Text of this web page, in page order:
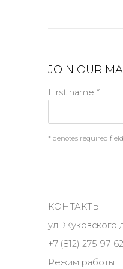
JOIN OUR
First name *
* denotes required
КОНТАКТЫ
ул. Жуковского
+7 (812) 275-97-62
Режим работы: